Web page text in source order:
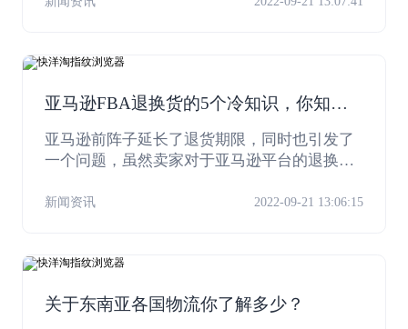
亚马逊FBA退换货的5个冷知识，你知道
多少？
亚马逊前阵子延长了退货期限，同时也引发了
一个问题，虽然卖家对于亚马逊平台的退换货
家都知道吗？快跟着优梯来看看吧。
新闻资讯 2022-09-21 13:06:15
关于东南亚各国物流你了解多少？